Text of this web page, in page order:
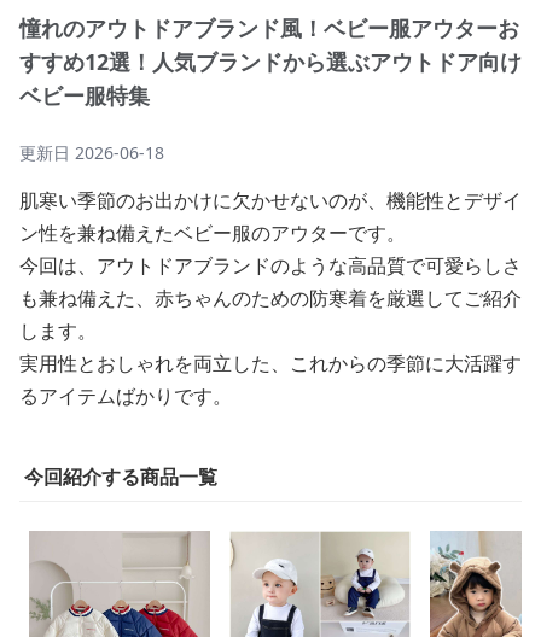
憧れのアウトドアブランド風！ベビー服アウターお
すすめ12選！人気ブランドから選ぶアウトドア向け
ベビー服特集
更新日 2026-06-18
肌寒い季節のお出かけに欠かせないのが、機能性とデザイ
ン性を兼ね備えたベビー服のアウターです。
今回は、アウトドアブランドのような高品質で可愛らしさ
も兼ね備えた、赤ちゃんのための防寒着を厳選してご紹介
します。
実用性とおしゃれを両立した、これからの季節に大活躍す
るアイテムばかりです。
今回紹介する商品一覧